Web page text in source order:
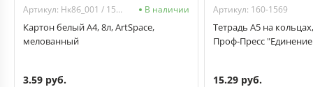
Артикул: Нк8б_001 / 152941 В наличии
Картон белый A4, 8л, ArtSpace,
мелованный
3.59 руб.
Артикул: 160-1569
Тетрадь А5 на
Проф-Пресс
15.29 руб.